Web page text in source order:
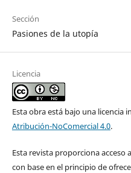
Sección
Pasiones de la utopía
Licencia
Esta obra está bajo una licencia
Atribución-NoComercial 4.0.
Esta revista proporciona
con base en el principio de